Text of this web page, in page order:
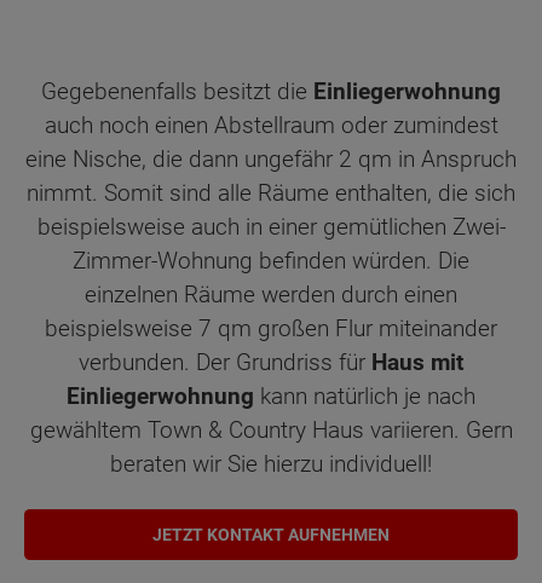
Gegebenenfalls besitzt die Einliegerwohnung
auch noch einen Abstellraum oder zumindest
eine Nische, die dann ungefähr 2 qm in Anspruch
nimmt. Somit sind alle Räume enthalten, die sich
beispielsweise auch in einer gemütlichen Zwei-
Zimmer-Wohnung befinden würden. Die
einzelnen Räume werden durch einen
beispielsweise 7 qm großen Flur miteinander
verbunden. Der Grundriss für Haus mit
Einliegerwohnung kann natürlich je nach
gewähltem Town & Country Haus variieren. Gern
beraten wir Sie hierzu individuell!
JETZT KONTAKT AUFNEHMEN